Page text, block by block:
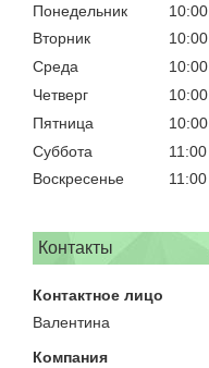
Понедельник 10:00
Вторник
10:00
Среда
10:00
Четверг
10:00
Пятница
10:00
Суббота
11:00
Воскресенье
11:00
Контакты
Валентина